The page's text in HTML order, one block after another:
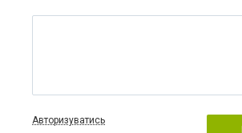
Авторизуватись